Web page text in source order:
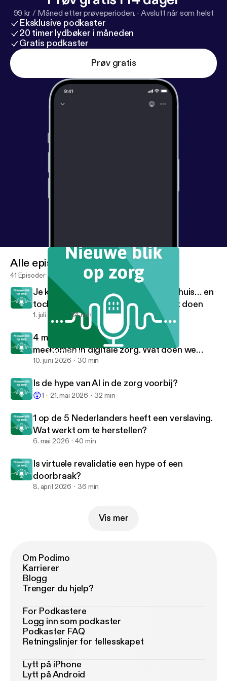
99 kr / Måned etter prøveperioden. · Avslutt når som helst
Eksklusive podkaster
20 timer lydbøker i måneden
Gratis podkaster
Prøv gratis
Mindfulness
Nieuwe blik op zorg
Alle episoder
41 Episoder
Je krijgt alles uitgelegd in het ziekenhuis… en
toch weet je daarna niet wat je moet doen
1. juli 2026 34 min
4 miljoen Nederlanders kunnen niet
meekomen in digitale zorg. Wat doen we
daaraan?
10. juni 2026 30 min
Is de hype van AI in de zorg voorbij?
😲1 21. mai 2026 32 min
1 op de 5 Nederlanders heeft een verslaving.
Wat werkt om te herstellen?
6. mai 2026 40 min
Is virtuele revalidatie een hype of een
doorbraak?
8. april 2026 36 min
Vis mer
Om Podimo
Karrierer
Blogg
Trenger du hjelp?
For Podkastere
Logg inn som podkaster
Podkaster FAQ
Retningslinjer for fellesskapet
Lytt på iPhone
Lytt på Android